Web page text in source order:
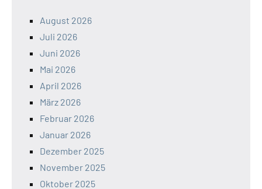
August 2026
Juli 2026
Juni 2026
Mai 2026
April 2026
März 2026
Februar 2026
Januar 2026
Dezember 2025
November 2025
Oktober 2025